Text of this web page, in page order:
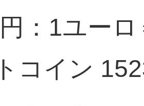
：1ユー
コイン